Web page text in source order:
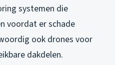
systemen die
voordat er schade
ook drones voor
dakdelen.